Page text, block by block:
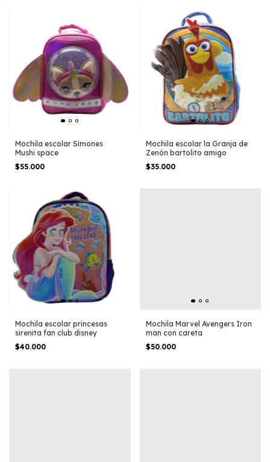
Mochila escolar Simones
Mushi space
$55.000
Mochila escolar la Granja de
Zenón bartolito amigo
$35.000
Mochila escolar princesas
sirenita fan club disney
$40.000
Mochila Marvel Avengers Iron
man con careta
$50.000